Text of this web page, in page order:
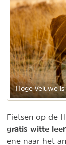
Hoge Veluwe
Fietsen op de
gratis witte
ene naar het